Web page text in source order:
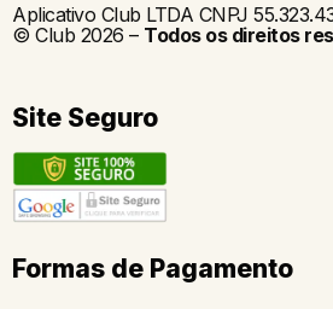
Aplicativo Club LTDA CNPJ
© Club 2026 – Todos os direitos
Site Seguro
Formas de Pagamento